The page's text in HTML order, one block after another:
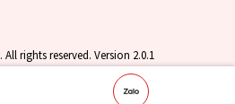
rights reserved. Version 2.0.1